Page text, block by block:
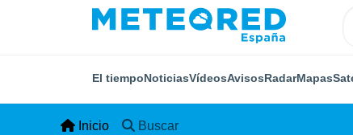
El tiempoNoticiasVídeosAvisosRadarMapas
Inicio Buscar